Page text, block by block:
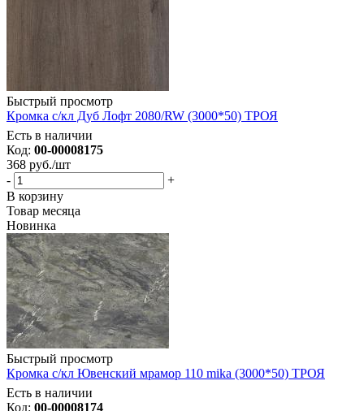
Быстрый просмотр
Кромка с/кл Дуб Лофт 2080/RW (3000*50) ТРОЯ
Есть в наличии
Код: 00-00008175
368 руб./шт
-
+
В корзину
Товар месяца
Новинка
Быстрый просмотр
Кромка с/кл Ювенский мрамор 110 mika (3000*50) ТРОЯ
Есть в наличии
Код: 00-00008174